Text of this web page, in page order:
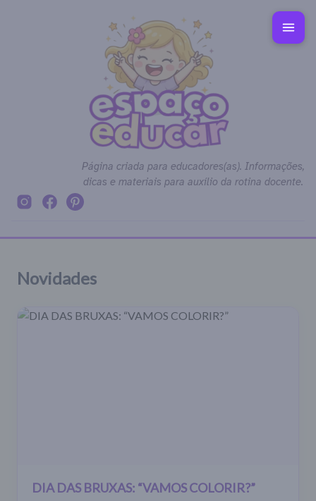
Página criada para educadores(as). Informações,
dicas e materiais para auxílio da rotina docente.
Novidades
DIA DAS BRUXAS: “VAMOS COLORIR?”